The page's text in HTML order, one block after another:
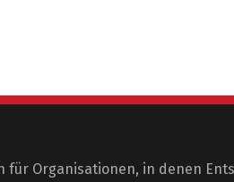
für Organisationen, in denen